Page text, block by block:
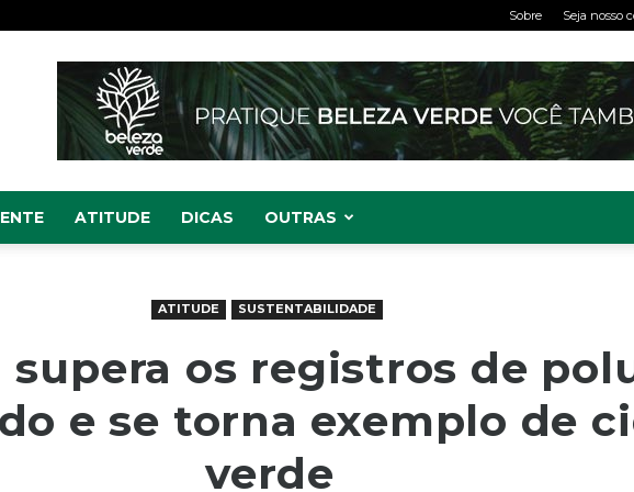
Sobre Seja nosso
ATITUDE DICAS OUTRAS
ATITUDE SUSTENTABILIDADE
os registros de
e se torna exemplo de
verde